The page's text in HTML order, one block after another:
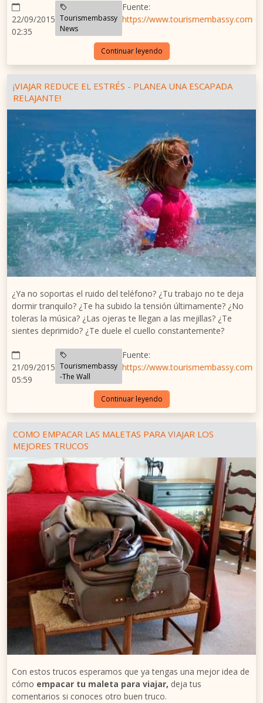
22/09/2015
02:35
Tourismembassy
News
Fuente:
https://www.tourismembassy.com
Continuar leyendo
¡VIAJAR REDUCE EL ESTRÉS - PLANEA UNA ESCAPADA
RELAJANTE!
¿Ya no soportas el ruido del teléfono? ¿Tu trabajo no te deja
dormir tranquilo? ¿Te ha subido la tensión últimamente? ¿No
toleras la música? ¿Las ojeras te llegan a las mejillas? ¿Te
sientes deprimido? ¿Te duele el cuello constantemente?
21/09/2015
05:59
Tourismembassy
-The Wall
Fuente:
https://www.tourismembassy.com
Continuar leyendo
COMO EMPACAR LAS MALETAS PARA VIAJAR LOS
MEJORES TRUCOS
Con estos trucos esperamos que ya tengas una mejor idea de
cómo empacar tu maleta para viajar, deja tus
comentarios si conoces otro buen truco.